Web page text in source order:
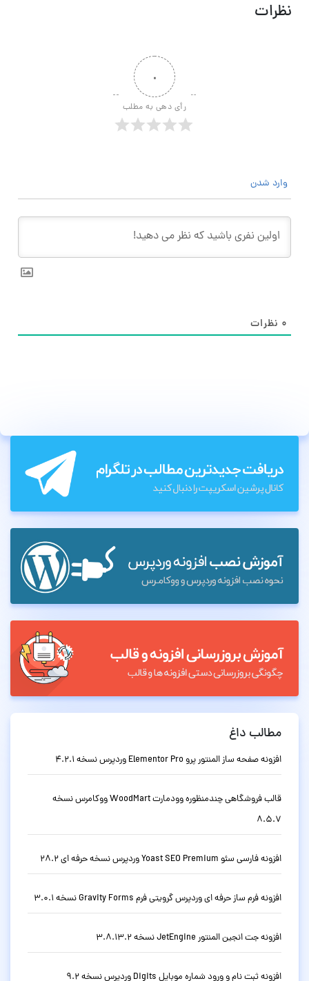
نظرات
۰
رأی دهی به مطلب
وارد شدن
۰ نظرات
مطالب داغ
افزونه صفحه ساز المنتور پرو Elementor Pro وردپرس نسخه 4.2.1
قالب فروشگاهی چندمنظوره وودمارت WoodMart ووکامرس نسخه
8.5.7
افزونه فارسی سئو Yoast SEO Premium وردپرس نسخه حرفه ای 28.2
افزونه فرم ساز حرفه ای وردپرس گرویتی فرم Gravity Forms نسخه 3.0.1
افزونه جت انجین المنتور JetEngine نسخه 3.8.13.2
افزونه ثبت نام و ورود شماره موبایل Digits وردپرس نسخه 9.2